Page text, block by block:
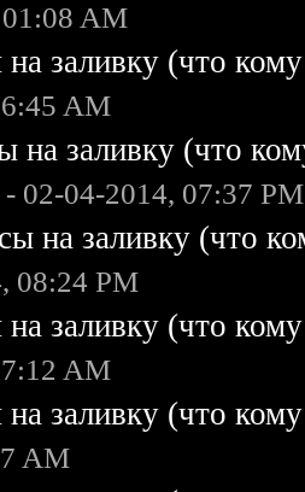
AM
заливку (что
AM
на заливку (что
- 02-04-2014, 07:37 PM
на заливку (что
08:24 PM
заливку (что
AM
заливку (что
AM